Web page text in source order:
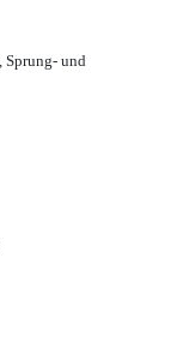
Sprung- und